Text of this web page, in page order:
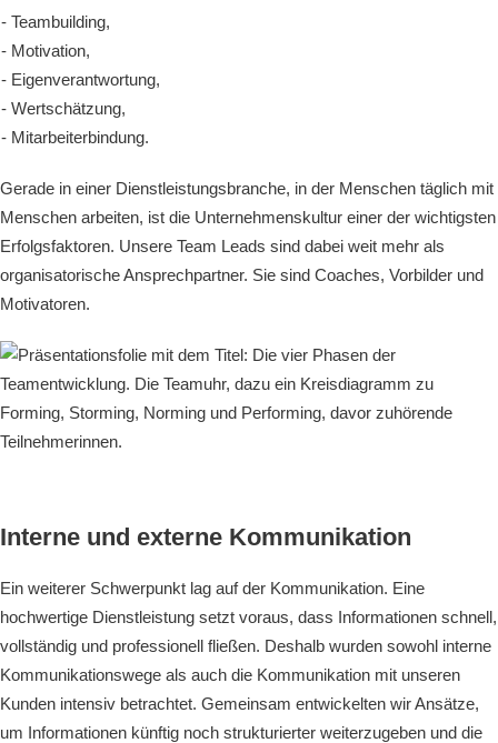
Teambuilding,
Motivation,
Eigenverantwortung,
Wertschätzung,
Mitarbeiterbindung.
Gerade in einer Dienstleistungsbranche, in der Menschen täglich mit
Menschen arbeiten, ist die Unternehmenskultur einer der wichtigsten
Erfolgsfaktoren. Unsere Team Leads sind dabei weit mehr als
organisatorische Ansprechpartner. Sie sind Coaches, Vorbilder und
Motivatoren.
Interne und externe Kommunikation
Ein weiterer Schwerpunkt lag auf der Kommunikation. Eine
hochwertige Dienstleistung setzt voraus, dass Informationen schnell,
vollständig und professionell fließen. Deshalb wurden sowohl interne
Kommunikationswege als auch die Kommunikation mit unseren
Kunden intensiv betrachtet. Gemeinsam entwickelten wir Ansätze,
um Informationen künftig noch strukturierter weiterzugeben und die